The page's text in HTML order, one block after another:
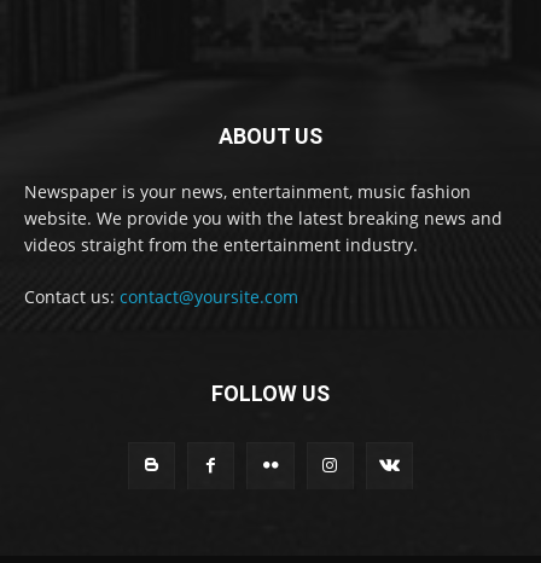
ABOUT US
Newspaper is your news, entertainment, music fashion
website. We provide you with the latest breaking news and
videos straight from the entertainment industry.
Contact us: contact@yoursite.com
FOLLOW US